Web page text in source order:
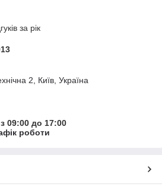
за рік
2, Київ, Україна
09:00 до 17:00
роботи